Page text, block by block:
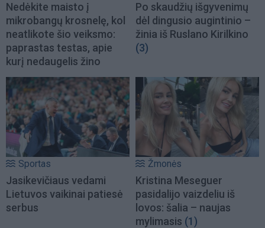
Nedėkite maisto į
mikrobangų krosnelę, kol
neatlikote šio veiksmo:
paprastas testas, apie
kurį nedaugelis žino
Po skaudžių išgyvenimų
dėl dingusio augintinio –
žinia iš Ruslano Kirilkino
(3)
Sportas
Jasikevičiaus vedami
Lietuvos vaikinai patiesė
serbus
Žmonės
Kristina Meseguer
pasidalijo vaizdeliu iš
lovos: šalia – naujas
mylimasis (1)